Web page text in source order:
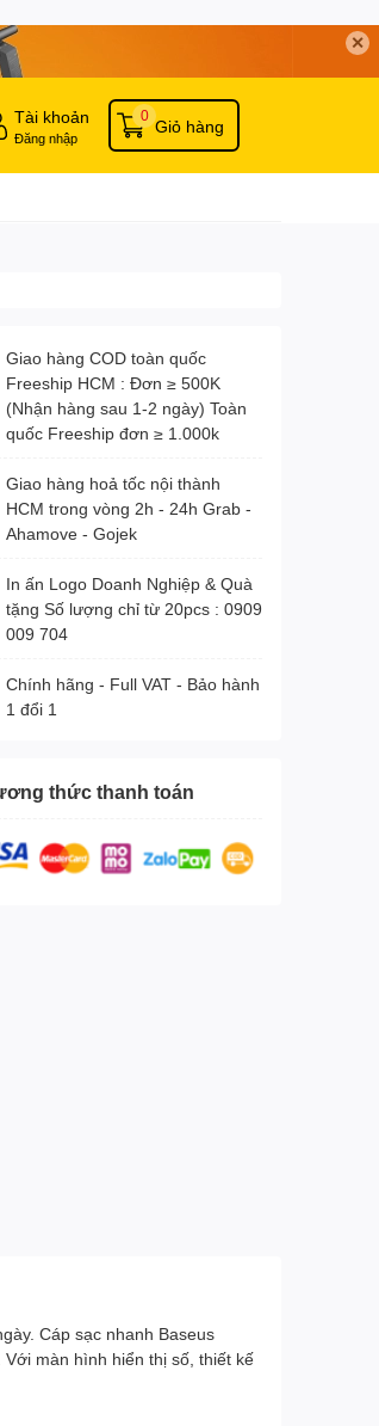
✕
Tài khoản
Đăng nhập
Giỏ hàng
0
Giao hàng COD toàn quốc
Freeship HCM : Đơn ≥ 500K
(Nhận hàng sau 1-2 ngày) Toàn
quốc Freeship đơn ≥ 1.000k
Giao hàng hoả tốc nội thành
HCM trong vòng 2h - 24h Grab -
Ahamove - Gojek
In ấn Logo Doanh Nghiệp & Quà
tặng Số lượng chỉ từ 20pcs : 0909
009 704
Chính hãng - Full VAT - Bảo hành
1 đổi 1
thức thanh toán
Cáp sạc nhanh Baseus
màn hình hiển thị số, thiết kế